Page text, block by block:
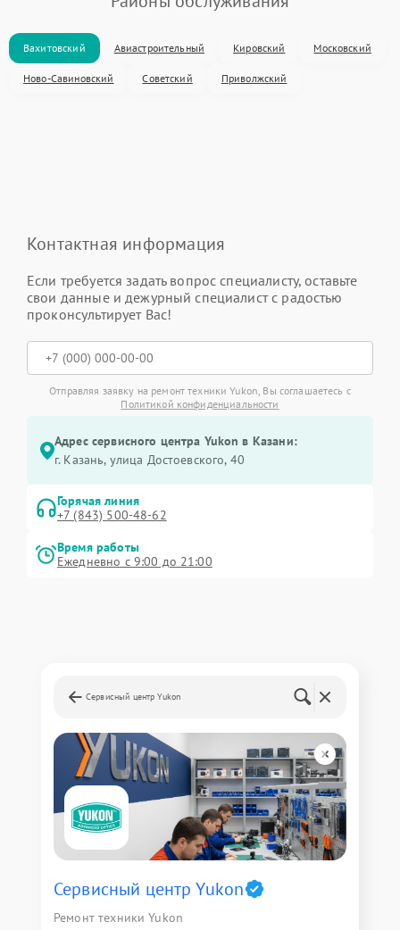
Вахитовский Авиастроительный Кировский Московский
Ново-Савиновский Советский Приволжский
Контактная информация
Если требуется задать вопрос специалисту, оставьте
свои данные и дежурный специалист с радостью
проконсультирует Вас!
Отправляя заявку на ремонт техники Yukon, Вы соглашаетесь с
Политикой конфиденциальности
Адрес сервисного центра Yukon в Казани:
г. Казань, улица Достоевского, 40
Горячая линия
+7 (843) 500-48-62
Время работы
Ежедневно с 9:00 до 21:00
Сервисный центр Yukon
Сервисный центр Yukon
Ремонт техники Yukon